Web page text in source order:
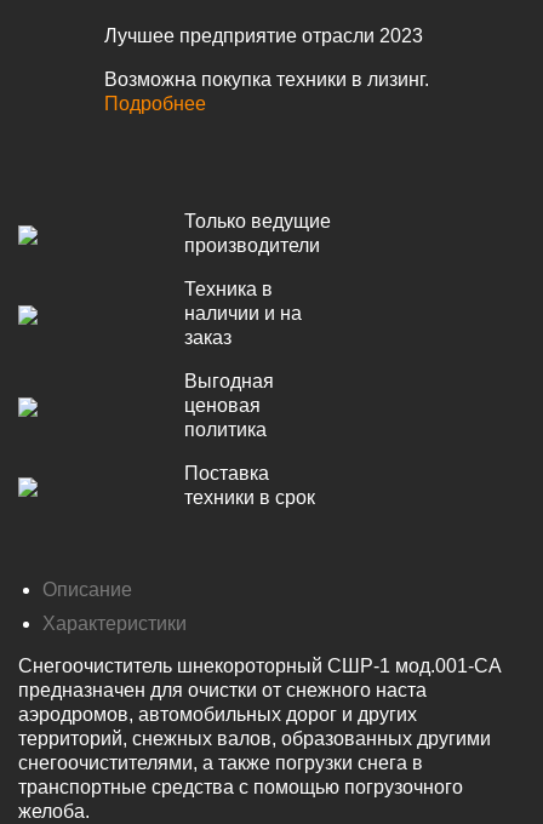
Лучшее предприятие отрасли 2023
Возможна покупка техники в лизинг.
Подробнее
Только ведущие
производители
Техника в
наличии и на
заказ
Выгодная
ценовая
политика
Поставка
техники в срок
Описание
Характеристики
Снегоочиститель шнекороторный СШР-1 мод.001-СА
предназначен для очистки от снежного наста
аэродромов, автомобильных дорог и других
территорий, снежных валов, образованных другими
снегоочистителями, а также погрузки снега в
транспортные средства с помощью погрузочного
желоба.